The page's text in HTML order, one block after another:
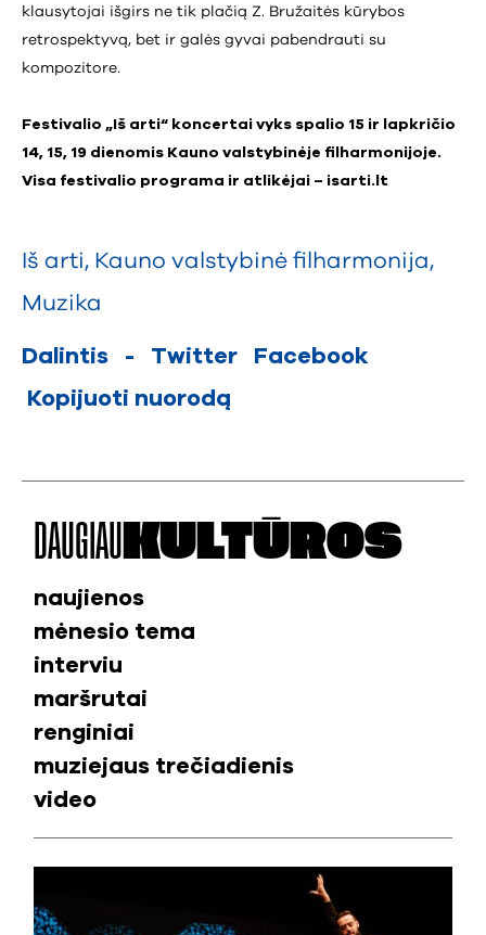
klausytojai išgirs ne tik plačią Z. Bružaitės kūrybos
retrospektyvą, bet ir galės gyvai pabendrauti su
kompozitore.
Festivalio „Iš arti“ koncertai vyks spalio 15 ir lapkričio
14, 15, 19 dienomis Kauno valstybinėje filharmonijoje.
Visa festivalio programa ir atlikėjai – isarti.lt
Iš arti, Kauno valstybinė filharmonija,
Muzika
Dalintis - Twitter
Facebook
Kopijuoti nuorodą
DAUGIAU KULTŪROS
naujienos
mėnesio tema
interviu
maršrutai
renginiai
muziejaus trečiadienis
video